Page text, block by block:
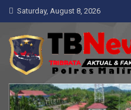
Skip
to
content
Saturday, August 8, 2026
Beranda Warta Bhayangkara